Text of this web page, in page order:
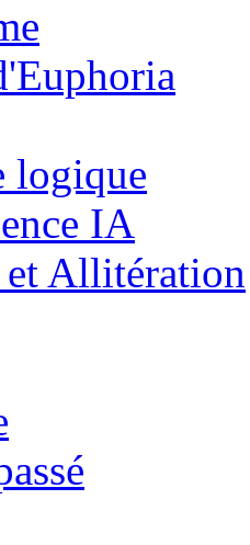
logique
IA
et Allitération